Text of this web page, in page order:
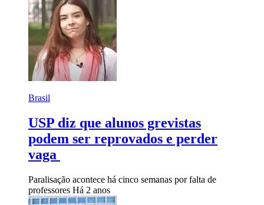
Brasil
USP diz que alunos grevistas
podem ser reprovados e perder
vaga
Paralisação acontece há cinco semanas por falta de
professores Há 2 anos